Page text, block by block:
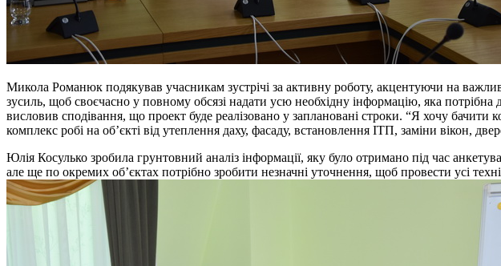
Микола Романюк подякував учасникам зустрічі за активну роботу, акцентуючи на
зусиль, щоб своєчасно у повному обсязі надати усю необхідну інформацію, яка
висловив сподівання, що проект буде реалізовано у заплановані строки. “Я хочу
комплекс робі на об’єкті від утеплення даху, фасаду, встановлення ІТП, заміни вікон,
Юлія Косулько зробила грунтовний аналіз інформації, яку було отримано під час
але ще по окремих об’єктах потрібно зробити незначні уточнення, щоб провести усі